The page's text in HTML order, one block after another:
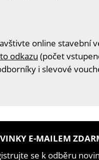
online stavební
odkazu (počet
i slevové
E-MAILEM
se k odběru